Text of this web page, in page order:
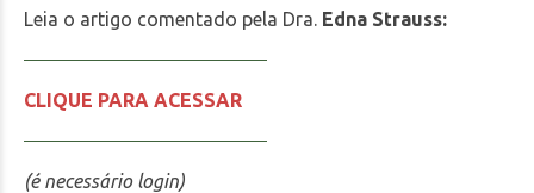
Leia o artigo comentado pela Dra. Edna Strauss:
CLIQUE PARA ACESSAR
(é necessário login)